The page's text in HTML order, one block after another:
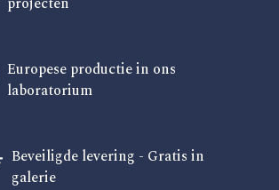
Europese productie in ons
laboratorium
Beveiligde levering - Gratis in
galerie